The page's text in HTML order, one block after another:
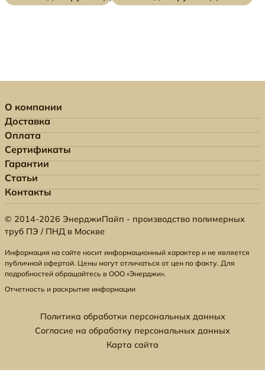
О компании
Доставка
Оплата
Сертификаты
Гарантии
Статьи
Контакты
© 2014-2026 ЭнерджиПайп - производство полимерных
труб ПЭ / ПНД в Москве
Информация на сайте носит информационный характер и не является
публичной офертой. Цены могут отличаться от цен по факту. Для
подробностей обращайтесь в ООО «Энерджи».
Отчетность и раскрытие информации
Политика обработки персональных данных
Согласие на обработку персональных данных
Карта сайта